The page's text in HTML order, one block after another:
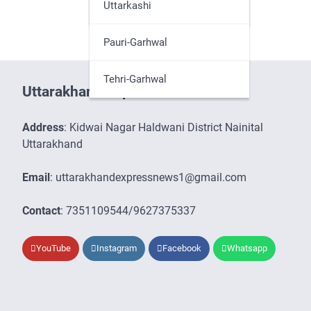
Udham Singh Nagar
Uttarkashi
Pauri-Garhwal
Tehri-Garhwal
Uttarakhand Express News
Address: Kidwai Nagar Haldwani District Nainital
Uttarakhand
Email: uttarakhandexpressnews1@gmail.com
Contact: 7351109544/9627375337
YouTube Instagram Facebook Whatsapp